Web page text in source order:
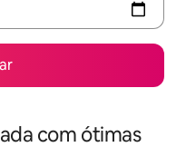
com ótimas